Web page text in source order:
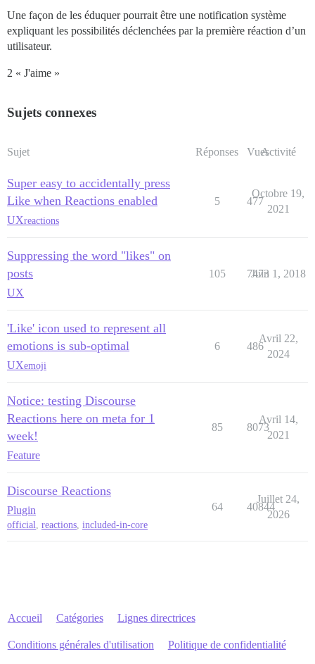
Une façon de les éduquer pourrait être une notification système
expliquant les possibilités déclenchées par la première réaction d’un
utilisateur.
2 « J'aime »
Sujets connexes
Sujet Réponses VuesActivité
Super easy to accidentally press
Like when Reactions enabled
UXreactions
5 477
Octobre 19,
2021
Suppressing the word "likes" on
posts
UX
105 7473
Juin 1, 2018
'Like' icon used to represent all
emotions is sub-optimal
UXemoji
6 486
Avril 22,
2024
Notice: testing Discourse
Reactions here on meta for 1
week!
Feature
85 8073
Avril 14,
2021
Discourse Reactions
Plugin
official, reactions, included-in-core
64 40844
Juillet 24,
2026
Accueil Catégories Lignes directrices
Conditions générales d'utilisation Politique de confidentialité